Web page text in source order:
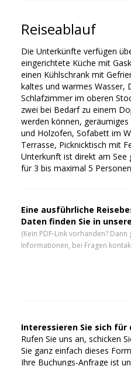
Reiseablauf
Die Unterkünfte verfügen
eingerichtete Küche mit
einen Kühlschrank mit
kaltes und warmes Wasser,
Schlafzimmer im oberen
zwei bei Bedarf zu einem
werden können,
und Holzofen, Sofabett im
Terrasse, Picknicktisch mit
Unterkunft ist direkt am See
für 3 bis maximal 5
Eine ausführliche
Daten finden Sie in
(Kein PDF-Link vorhanden?
Informationen, bei Fragen
Interessieren Sie sich für
Rufen Sie uns an, schicken
Sie ganz einfach dieses
Ihre Buchungs-Anfrage ist